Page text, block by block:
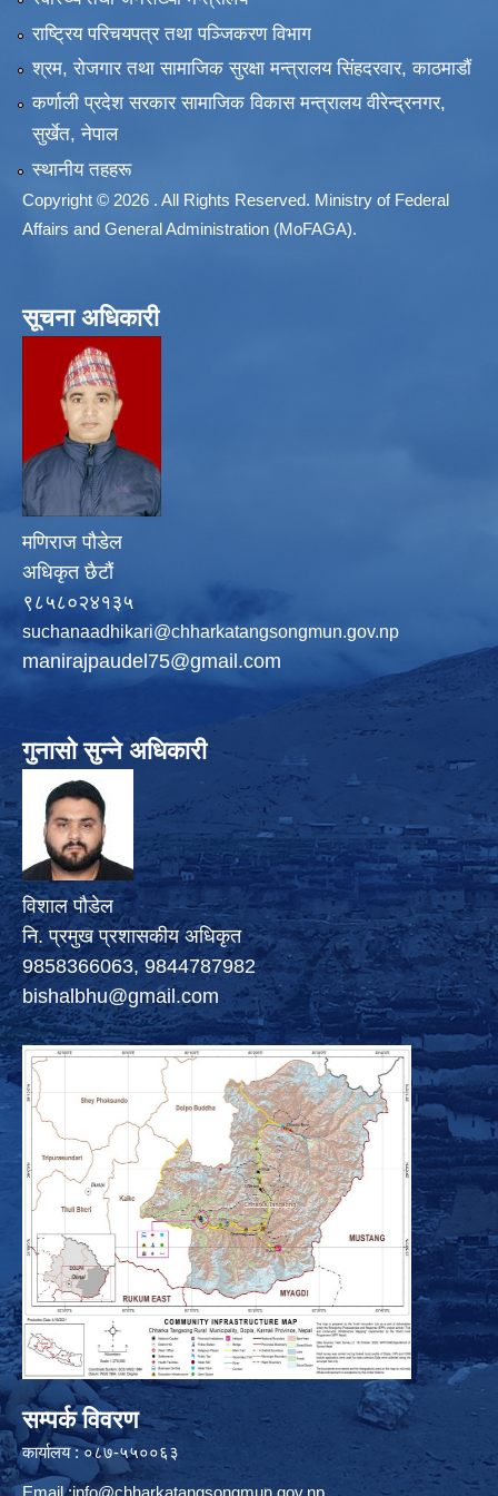
राष्ट्रिय परिचयपत्र तथा पञ्जिकरण विभाग
श्रम, रोजगार तथा सामाजिक सुरक्षा मन्त्रालय सिंहदरवार, काठमाडाैं
कर्णाली प्रदेश सरकार सामाजिक विकास मन्त्रालय वीरेन्द्रनगर,
सुर्खेत, नेपाल
स्थानीय तहहरू
Copyright © 2026 . All Rights Reserved. Ministry of Federal
Affairs and General Administration (MoFAGA).
सूचना अधिकारी
मणिराज पौडेल
अधिकृत छैटौं
९८५८०२४१३५
suchanaadhikari@chharkatangsongmun.gov.np
manirajpaudel75@gmail.com
गुनासो सुन्ने अधिकारी
विशाल पौडेल
नि. प्रमुख प्रशासकीय अधिकृत
9858366063, 9844787982
bishalbhu@gmail.com
सम्पर्क विवरण
कार्यालय : ०८७-५५००६३
Email :info@chharkatangsongmun.gov.np